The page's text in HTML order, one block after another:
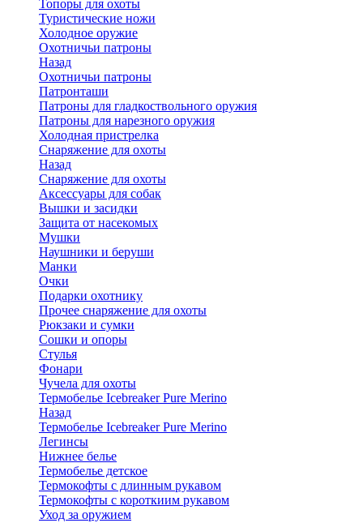
Топоры для охоты
Туристические ножи
Холодное оружие
Охотничьи патроны
Назад
Охотничьи патроны
Патронташи
Патроны для гладкоствольного оружия
Патроны для нарезного оружия
Холодная пристрелка
Снаряжение для охоты
Назад
Снаряжение для охоты
Аксессуары для собак
Вышки и засидки
Защита от насекомых
Мушки
Наушники и беруши
Манки
Очки
Подарки охотнику
Прочее снаряжение для охоты
Рюкзаки и сумки
Сошки и опоры
Стулья
Фонари
Чучела для охоты
Термобелье Icebreaker Pure Merino
Назад
Термобелье Icebreaker Pure Merino
Легинсы
Нижнее белье
Термобелье детское
Термокофты с длинным рукавом
Термокофты с короткиим рукавом
Уход за оружием